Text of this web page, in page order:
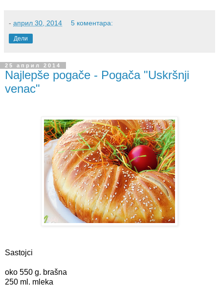
- април 30, 2014 5 коментара:
Дели
25 април 2014
Najlepše pogače - Pogača "Uskršnji
venac"
Sastojci
oko 550 g. brašna
250 ml. mleka